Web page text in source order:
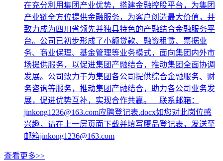
在充分利用集团产业优势，搭建金融控股平台，为集团
产业链全方位提供金融服务，为客户创造最大价值，并
致力成为四川省领先并独具特色的产融结合金融服务平
台。公司已初步形成了小额贷款、融资租赁、票据业
务、商业保理、基金管理等业务模式，面向集团内外市
场提供服务，以促进集团产融结合，推动集团全面协调
发展。公司致力于为集团各公司提供综合金融服务、财
务咨询等服务，推动集团产融结合，助力各公司业务发
展，促进优势互补，实现合作共赢。 联系邮箱：
jinkong1236@163.com应聘登记表.docx如您对此岗位感
兴趣，请在上一层页面下载并填写赝品登记表，发送至
邮箱jinkong1236@163.com
查看更多>>